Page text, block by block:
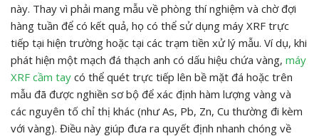
này. Thay vì phải mang mẫu về phòng thí nghiệm và chờ đợi
hàng tuần để có kết quả, họ có thể sử dụng máy XRF trực
tiếp tại hiện trường hoặc tại các trạm tiền xử lý mẫu. Ví dụ, khi
phát hiện một mạch đá thạch anh có dấu hiệu chứa vàng, máy
XRF cầm tay có thể quét trực tiếp lên bề mặt đá hoặc trên
mẫu đã được nghiền sơ bộ để xác định hàm lượng vàng và
các nguyên tố chỉ thị khác (như As, Pb, Zn, Cu thường đi kèm
với vàng). Điều này giúp đưa ra quyết định nhanh chóng về